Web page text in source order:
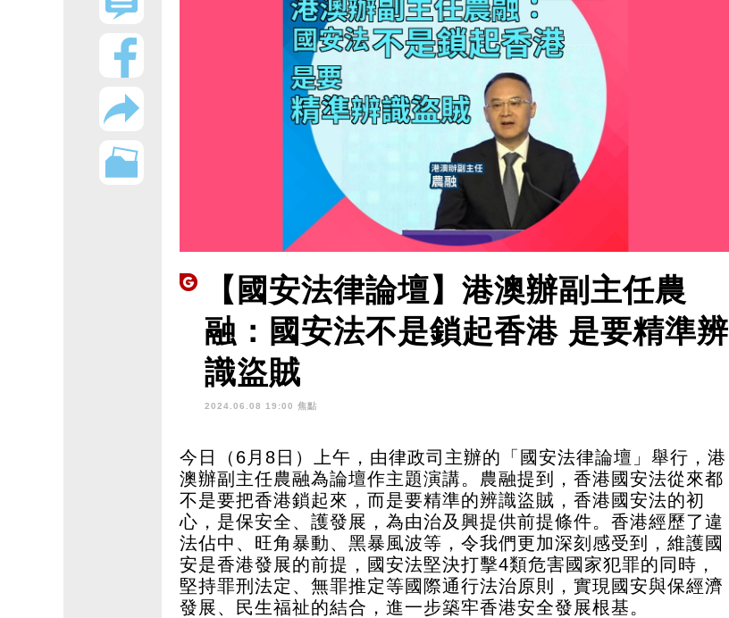
【國安法律論壇】港澳辦副主任農
融：國安法不是鎖起香港 是要精準辨
識盜賊
2024.06.08 19:00 焦點
今日（6月8日）上午，由律政司主辦的「國安法律論壇」舉行，港
澳辦副主任農融為論壇作主題演講。農融提到，香港國安法從來都
不是要把香港鎖起來，而是要精準的辨識盜賊，香港國安法的初
心，是保安全、護發展，為由治及興提供前提條件。香港經歷了違
法佔中、旺角暴動、黑暴風波等，令我們更加深刻感受到，維護國
安是香港發展的前提，國安法堅決打擊4類危害國家犯罪的同時，
堅持罪刑法定、無罪推定等國際通行法治原則，實現國安與保經濟
發展、民生福祉的結合，進一步築牢香港安全發展根基。